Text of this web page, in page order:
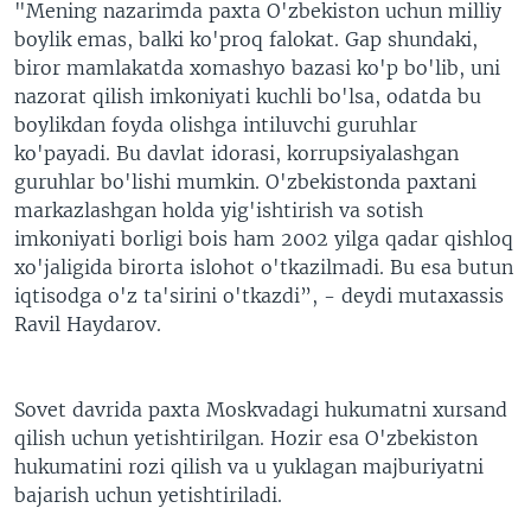
"Mening nazarimda paxta O'zbekiston uchun milliy
boylik emas, balki ko'proq falokat. Gap shundaki,
biror mamlakatda xomashyo bazasi ko'p bo'lib, uni
nazorat qilish imkoniyati kuchli bo'lsa, odatda bu
boylikdan foyda olishga intiluvchi guruhlar
ko'payadi. Bu davlat idorasi, korrupsiyalashgan
guruhlar bo'lishi mumkin. O'zbekistonda paxtani
markazlashgan holda yig'ishtirish va sotish
imkoniyati borligi bois ham 2002 yilga qadar qishloq
xo'jaligida birorta islohot o'tkazilmadi. Bu esa butun
iqtisodga o'z ta'sirini o'tkazdi”, - deydi mutaxassis
Ravil Haydarov.
Sovet davrida paxta Moskvadagi hukumatni xursand
qilish uchun yetishtirilgan. Hozir esa O'zbekiston
hukumatini rozi qilish va u yuklagan majburiyatni
bajarish uchun yetishtiriladi.